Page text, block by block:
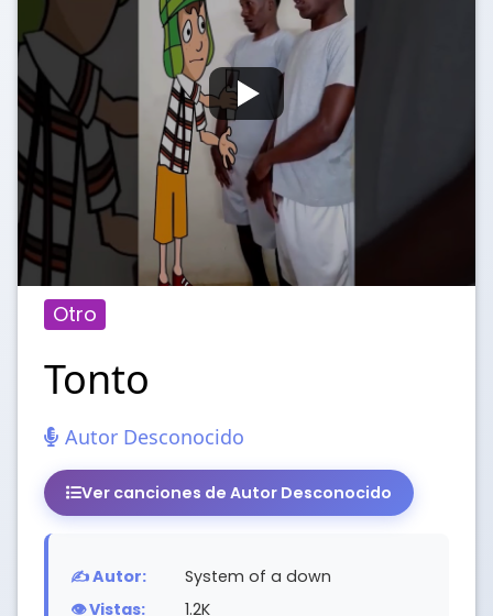
Otro
Tonto
Autor Desconocido
Ver canciones de Autor Desconocido
✍️ Autor:
System of a down
👁️ Vistas:
1.2K